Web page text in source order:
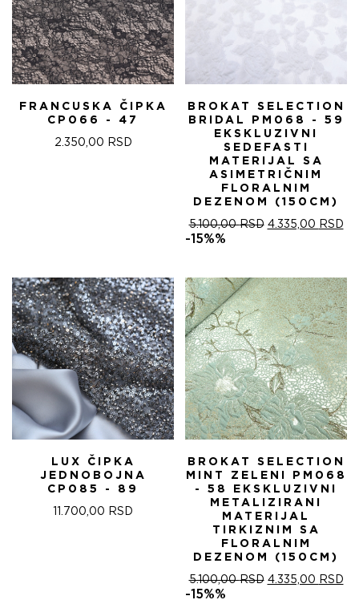
FRANCUSKA ČIPKA
CP066 - 47
2.350,00 RSD
BROKAT SELECTION
BRIDAL PM068 - 59
EKSKLUZIVNI
SEDEFASTI
MATERIJAL SA
ASIMETRIČNIM
FLORALNIM
DEZENOM (150CM)
5.100,00RSD ОРИГИНАЛНА
5.100,00 RSD.
4.335,00 RSD
-15%%
LUX ČIPKA
JEDNOBOJNA
CP085 - 89
11.700,00 RSD
BROKAT SELECTION
MINT ZELENI PM068
- 58 EKSKLUZIVNI
METALIZIRANI
MATERIJAL
TIRKIZNIM SA
FLORALNIM
DEZENOM (150CM)
5.100,00RSD ОРИГИНАЛНА
4.335,00 RSD
-15%%